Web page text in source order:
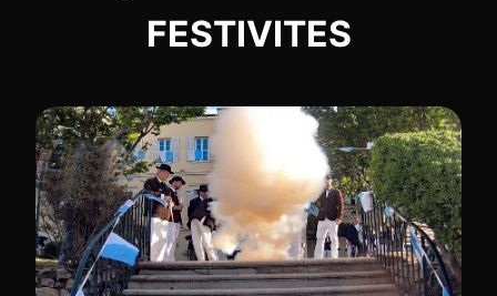
FESTIVITES